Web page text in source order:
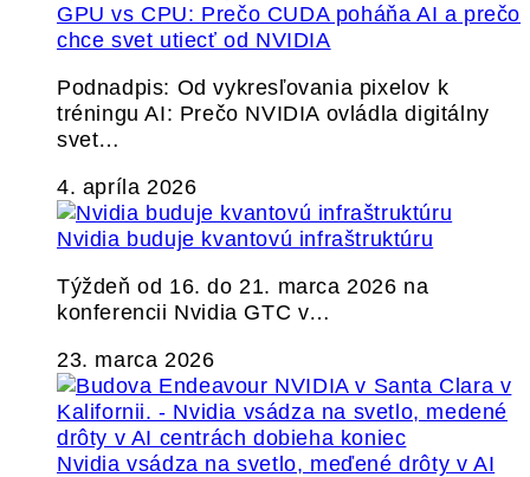
GPU vs CPU: Prečo CUDA poháňa AI a prečo
chce svet utiecť od NVIDIA
Podnadpis: Od vykresľovania pixelov k
tréningu AI: Prečo NVIDIA ovládla digitálny
svet…
4. apríla 2026
Nvidia buduje kvantovú infraštruktúru
Týždeň od 16. do 21. marca 2026 na
konferencii Nvidia GTC v…
23. marca 2026
Nvidia vsádza na svetlo, meďené drôty v AI